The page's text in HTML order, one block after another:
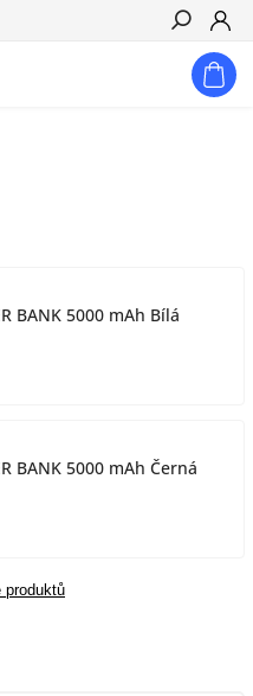
Hledat
BANK 5000 mAh Bílá
BANK 5000 mAh Černá
produktů